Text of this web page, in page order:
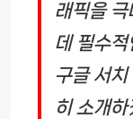
래픽을
데 필수
구글 서
히 소개